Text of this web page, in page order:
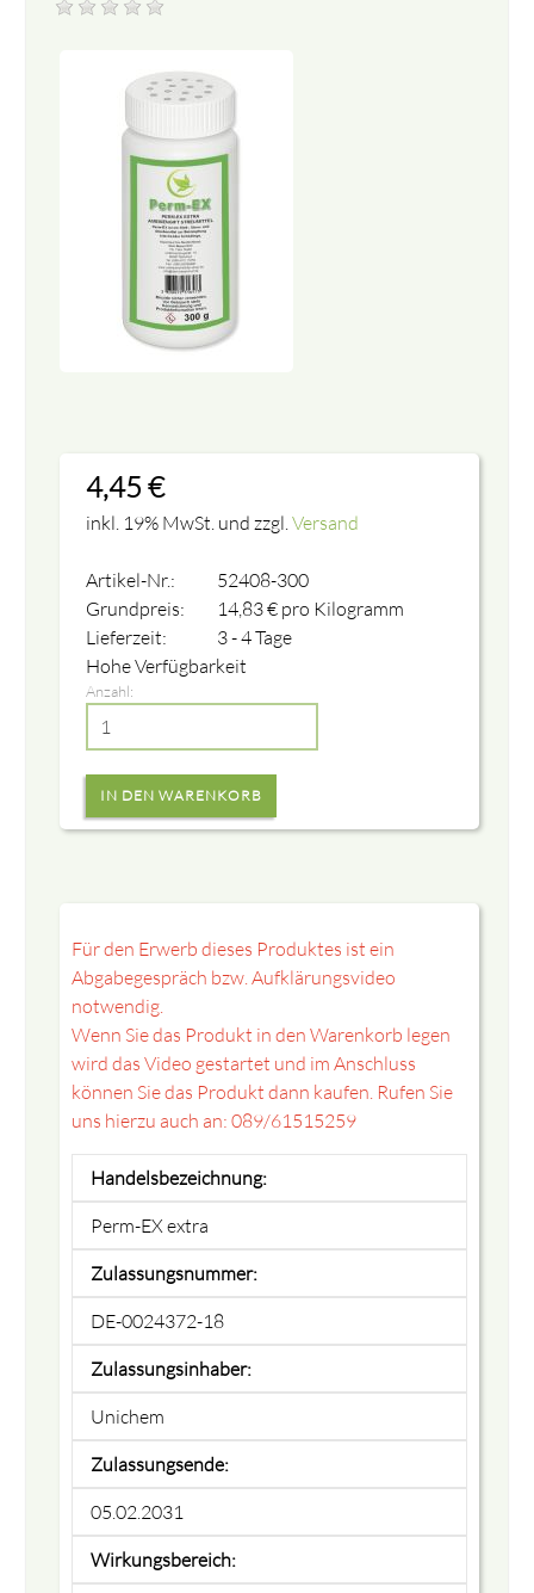
4,45 €
inkl. 19% MwSt. und zzgl. Versand
Artikel-Nr.:
52408-300
Grundpreis:
14,83€ pro Kilogramm
Lieferzeit:
3 - 4 Tage
Hohe Verfügbarkeit
Anzahl:
Für den Erwerb dieses Produktes ist ein
Abgabegespräch bzw. Aufklärungsvideo
notwendig.
Wenn Sie das Produkt in den Warenkorb legen
wird das Video gestartet und im Anschluss
können Sie das Produkt dann kaufen. Rufen Sie
uns hierzu auch an: 089/61515259
Handelsbezeichnung:
Perm-EX extra
Zulassungsnummer:
DE-0024372-18
Zulassungsinhaber:
Unichem
Zulassungsende:
05.02.2031
Wirkungsbereich: